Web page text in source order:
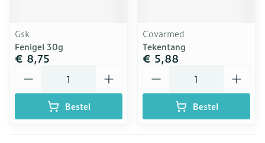
Gsk
Fenigel 30g
€ 8,75
Bestel
Covarmed
Tekentang
€ 5,88
Bestel